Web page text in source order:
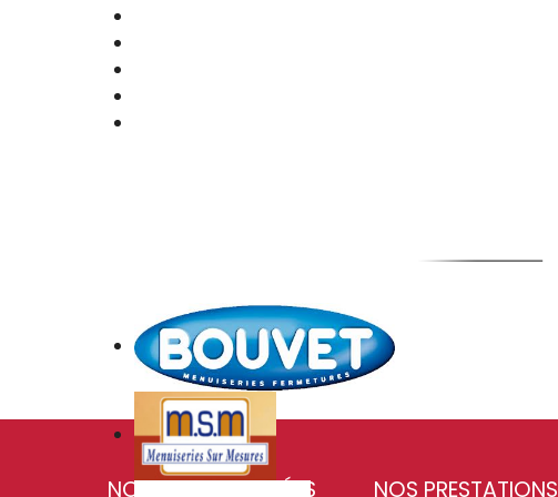
NOS COORDONNÉES NOS PRESTATIONS